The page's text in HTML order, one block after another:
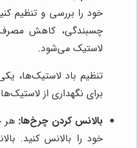
خود را بررسی و تنظیم
چسبندگی، کاهش
لاستیک می‌شود.
تنظیم باد لاستیک‌ها،
برای نگهداری از
بالانس کردن چرخ‌ها: هر
خود را بالانس کنید.